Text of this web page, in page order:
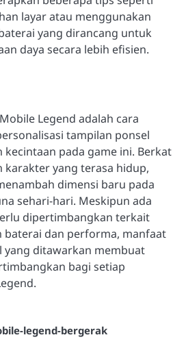
layar atau menggunakan
yang dirancang untuk
daya secara lebih efisien.
Legend adalah cara
tampilan ponsel
kecintaan pada game ini. Berkat
karakter yang terasa hidup,
dimensi baru pada
sehari-hari. Meskipun ada
dipertimbangkan terkait
baterai dan performa, manfaat
yang ditawarkan membuat
bagi setiap
legend-bergerak